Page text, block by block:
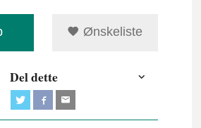
Ønskeliste
Del dette